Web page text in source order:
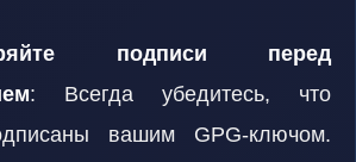
подписи перед
: Всегда убедитесь, что
вашим GPG-ключом.